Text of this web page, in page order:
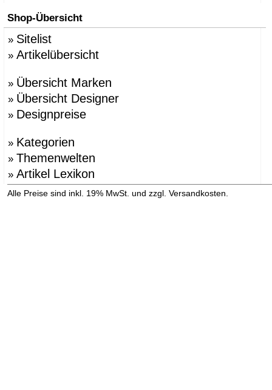
Shop-Übersicht
» Sitelist
» Artikelübersicht
» Übersicht Marken
» Übersicht Designer
» Designpreise
» Kategorien
» Themenwelten
» Artikel Lexikon
Alle Preise sind inkl. 19% MwSt. und zzgl. Versandkosten.